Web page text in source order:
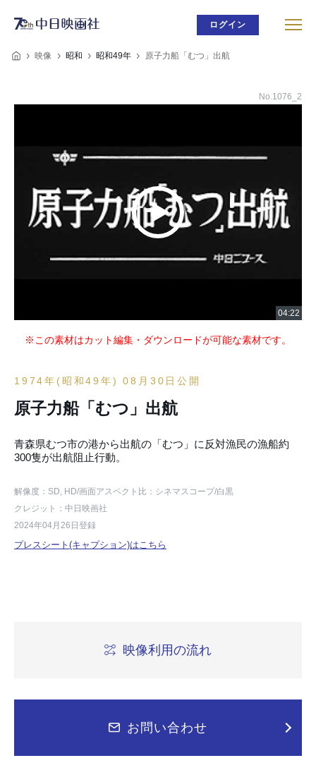
ログイン
映像 昭和 昭和49年 原子力船「むつ」出航
No.1076_2
※この素材はカット編集・ダウンロードが可能な素材です。
1974年(昭和49年) 08月30日公開
原子力船「むつ」出航
青森県むつ市の港から出航の「むつ」に反対漁民の漁船約
300隻が出航阻止行動。
解像度：SD, HD/画面アスペクト比：シネマスコープ/白黒
クレジット：中日映画社
2024年04月26日登録
プレスシート(キャプション)はこちら
映像利用の流れ
お問い合わせ